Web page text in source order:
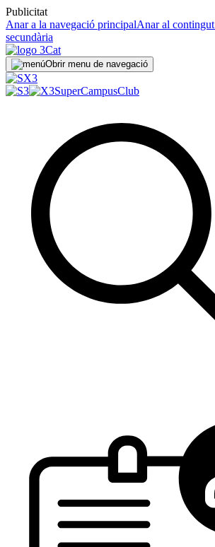
Publicitat
Anar a la navegació principalAnar al contingut
secundària
Obrir menu de navegació
SuperCampusClub